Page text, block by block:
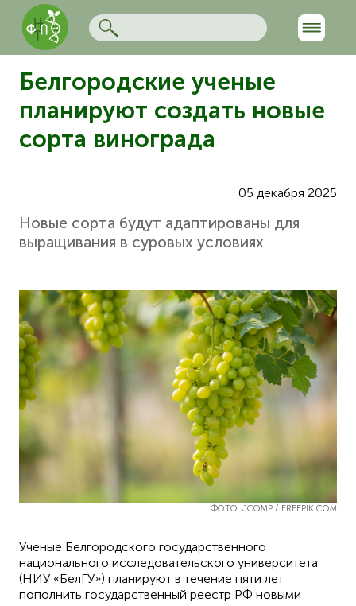
Белгородские ученые
планируют создать новые
сорта винограда
05 декабря 2025
Новые сорта будут адаптированы для
выращивания в суровых условиях
ФОТО: JCOMP / FREEPIK.COM
Ученые Белгородского государственного
национального исследовательского университета
(НИУ «БелГУ») планируют в течение пяти лет
пополнить государственный реестр РФ новыми